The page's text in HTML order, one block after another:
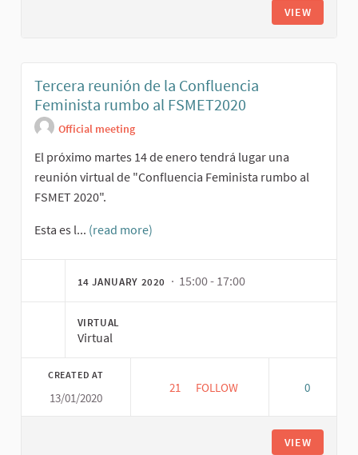
VIEW
Tercera reunión de la Confluencia
Feminista rumbo al FSMET2020
Official meeting
El próximo martes 14 de enero tendrá lugar una
reunión virtual de "Confluencia Feminista rumbo al
FSMET 2020".
Esta es l... (read more)
14 JANUARY 2020 · 15:00 - 17:00
VIRTUAL
Virtual
CREATED AT
13/01/2020
21 21 FOLLOWERS
FOLLOW 0
VIEW